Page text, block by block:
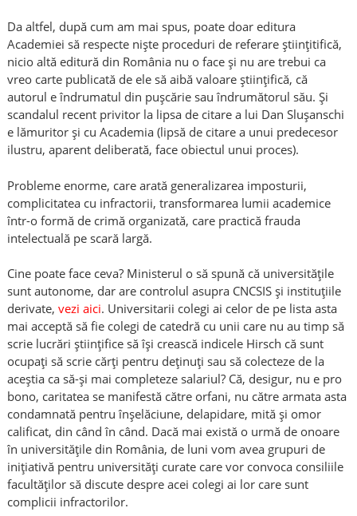
Da altfel, după cum am mai spus, poate doar editura
Academiei să respecte niște proceduri de referare științitifică,
nicio altă editură din România nu o face și nu are trebui ca
vreo carte publicată de ele să aibă valoare științifică, că
autorul e îndrumatul din pușcărie sau îndrumătorul său. Și
scandalul recent privitor la lipsa de citare a lui Dan Slușanschi
e lămuritor și cu Academia (lipsă de citare a unui predecesor
ilustru, aparent deliberată, face obiectul unui proces).
Probleme enorme, care arată generalizarea imposturii,
complicitatea cu infractorii, transformarea lumii academice
într-o formă de crimă organizată, care practică frauda
intelectuală pe scară largă.
Cine poate face ceva? Ministerul o să spună că universitățile
sunt autonome, dar are controlul asupra CNCSIS și instituțiile
derivate, vezi aici. Universitarii colegi ai celor de pe lista asta
mai acceptă să fie colegi de catedră cu unii care nu au timp să
scrie lucrări științifice să își crească indicele Hirsch că sunt
ocupați să scrie cărți pentru deținuți sau să colecteze de la
aceștia ca să-și mai completeze salariul? Că, desigur, nu e pro
bono, caritatea se manifestă către orfani, nu către armata asta
condamnată pentru înșelăciune, delapidare, mită și omor
calificat, din când în când. Dacă mai există o urmă de onoare
în universitățile din România, de luni vom avea grupuri de
inițiativă pentru universități curate care vor convoca consiliile
facultăților să discute despre acei colegi ai lor care sunt
complicii infractorilor.